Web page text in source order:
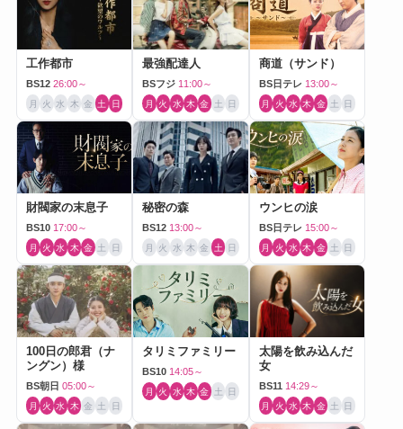
工作都市
BS12 26:00～
月 火 水 木 金 土 日
最強配達人
BSフジ 11:00～
月 火 水 木 金 土 日
商道（サンド）
BS日テレ 13:00～
月 火 水 木 金 土 日
財閥家の末息子
BS10 17:00～
月 火 水 木 金 土 日
秘密の森
BS12 13:00～
月 火 水 木 金 土 日
ウンヒの涙
BS日テレ 15:00～
月 火 水 木 金 土 日
100日の郎君（ナ
ングン）様
BS朝日 05:00～
月 火 水 木 金 土 日
タリミファミリー
BS10 14:05～
月 火 水 木 金 土 日
太陽を飲み込んだ
女
BS11 14:29～
月 火 水 木 金 土 日